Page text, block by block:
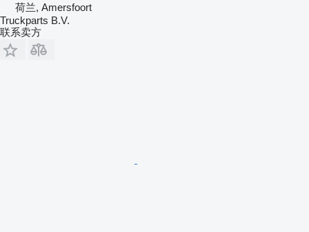
荷兰, Amersfoort
Truckparts B.V.
联系卖方